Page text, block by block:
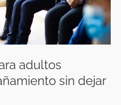
adultos
sin dejar